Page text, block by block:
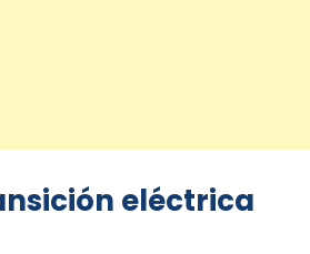
eléctrica